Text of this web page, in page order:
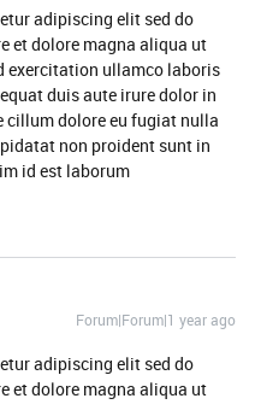
adipiscing elit sed do
et dolore magna aliqua ut
exercitation ullamco laboris
duis aute irure dolor in
cillum dolore eu fugiat nulla
non proident sunt in
id est laborum
Forum|Forum|1 year ago
adipiscing elit sed do
et dolore magna aliqua ut